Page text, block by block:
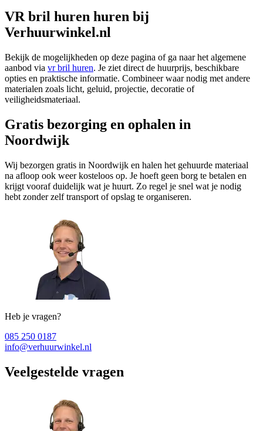
VR bril huren huren bij
Verhuurwinkel.nl
Bekijk de mogelijkheden op deze pagina of ga naar het algemene
aanbod via vr bril huren. Je ziet direct de huurprijs, beschikbare
opties en praktische informatie. Combineer waar nodig met andere
materialen zoals licht, geluid, projectie, decoratie of
veiligheidsmateriaal.
Gratis bezorging en ophalen in
Noordwijk
Wij bezorgen gratis in Noordwijk en halen het gehuurde materiaal
na afloop ook weer kosteloos op. Je hoeft geen borg te betalen en
krijgt vooraf duidelijk wat je huurt. Zo regel je snel wat je nodig
hebt zonder zelf transport of opslag te organiseren.
Heb je vragen?
085 250 0187
info@verhuurwinkel.nl
Veelgestelde vragen